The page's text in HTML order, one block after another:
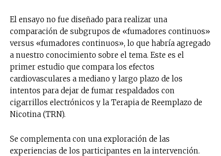
El ensayo no fue diseñado para realizar una
comparación de subgrupos de «fumadores continuos»
versus «fumadores continuos», lo que habría agregado
a nuestro conocimiento sobre el tema. Este es el
primer estudio que compara los efectos
cardiovasculares a mediano y largo plazo de los
intentos para dejar de fumar respaldados con
cigarrillos electrónicos y la Terapia de Reemplazo de
Nicotina (TRN).
Se complementa con una exploración de las
experiencias de los participantes en la intervención.